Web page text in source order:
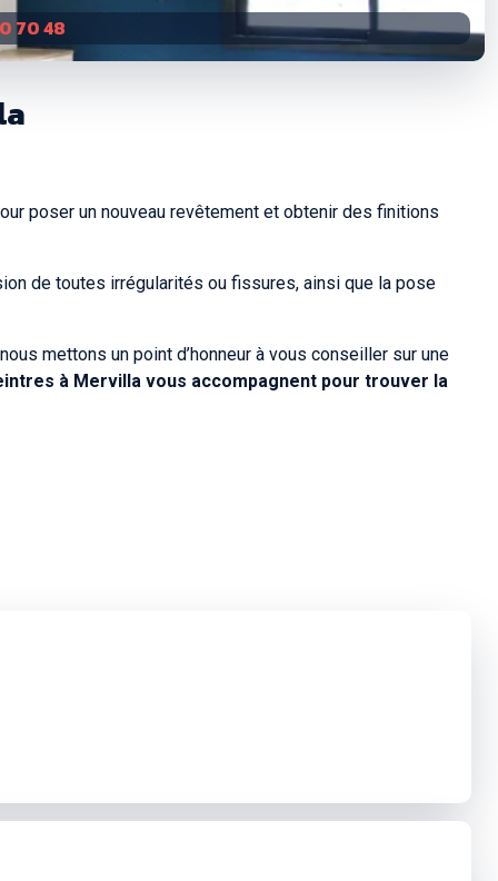
70 48
poser un nouveau revêtement et obtenir des finitions
de toutes irrégularités ou fissures, ainsi que la pose
mettons un point d’honneur à vous conseiller sur une
à Mervilla vous accompagnent pour trouver la